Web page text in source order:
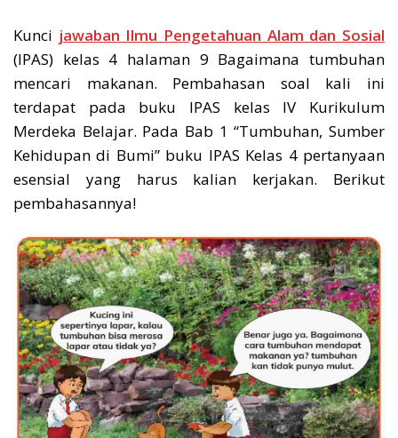
Kunci jawaban Ilmu Pengetahuan Alam dan Sosial
(IPAS) kelas 4 halaman 9 Bagaimana tumbuhan
mencari makanan. Pembahasan soal kali ini
terdapat pada buku IPAS kelas IV Kurikulum
Merdeka Belajar. Pada Bab 1 “Tumbuhan, Sumber
Kehidupan di Bumi” buku IPAS Kelas 4 pertanyaan
esensial yang harus kalian kerjakan. Berikut
pembahasannya!